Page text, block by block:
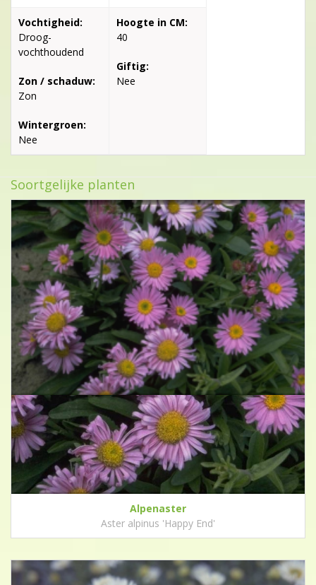
Vochtigheid:
Droog-
vochthoudend
Zon / schaduw:
Zon
Wintergroen:
Nee
Hoogte in CM:
40
Giftig:
Nee
Soortgelijke planten
Alpenaster
Aster alpinus 'Happy End'